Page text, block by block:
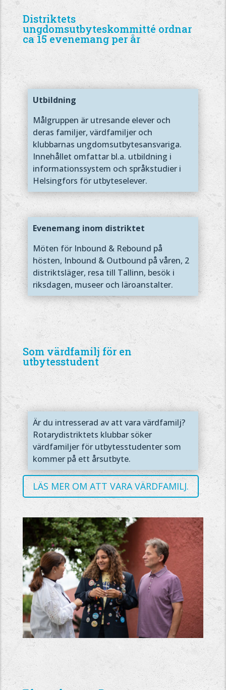
Distriktets
ungdomsutbyteskommitté ordnar
ca 15 evenemang per år
Utbildning
Målgruppen är utresande elever och
deras familjer, värdfamiljer och
klubbarnas ungdomsutbytesansvariga.
Innehållet omfattar bl.a. utbildning i
informationssystem och språkstudier i
Helsingfors för utbyteselever.
Evenemang inom distriktet
Möten för Inbound & Rebound på
hösten, Inbound & Outbound på våren, 2
distriktsläger, resa till Tallinn, besök i
riksdagen, museer och läroanstalter.
Som värdfamilj för en
utbytesstudent
Är du intresserad av att vara värdfamilj?
Rotarydistriktets klubbar söker
värdfamiljer för utbytesstudenter som
kommer på ett årsutbyte.
LÄS MER OM ATT VARA VÄRDFAMILJ.